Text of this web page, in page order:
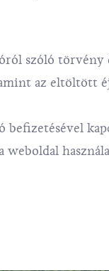
szóló törvény
az eltöltött
befizetésével
weboldal